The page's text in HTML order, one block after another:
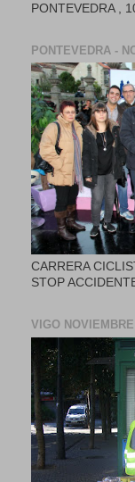
PONTEVEDRA ,
PONTEVEDRA -
CARRERA
STOP
VIGO